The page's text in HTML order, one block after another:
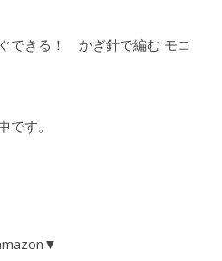
できる！ かぎ針で編む モコ
です。